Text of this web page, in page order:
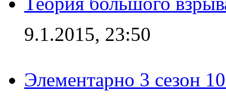
9.1.2015, 23:50
Элементарно 3 сезон